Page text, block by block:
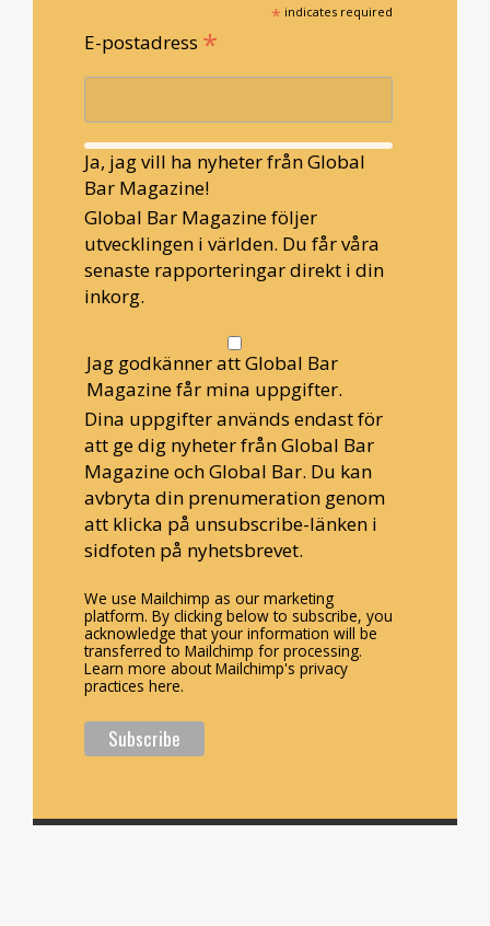
* indicates required
E-postadress *
Ja, jag vill ha nyheter från Global
Bar Magazine!
Global Bar Magazine följer
utvecklingen i världen. Du får våra
senaste rapporteringar direkt i din
inkorg.
Jag godkänner att Global Bar
Magazine får mina uppgifter.
Dina uppgifter används endast för
att ge dig nyheter från Global Bar
Magazine och Global Bar. Du kan
avbryta din prenumeration genom
att klicka på unsubscribe-länken i
sidfoten på nyhetsbrevet.
We use Mailchimp as our marketing
platform. By clicking below to subscribe, you
acknowledge that your information will be
transferred to Mailchimp for processing.
Learn more about Mailchimp's privacy
practices here.